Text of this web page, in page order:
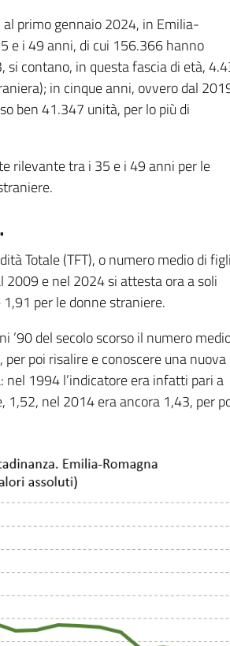
primo gennaio 2024, in Emilia-
e i 49 anni, di cui 156.366 hanno
contano, in questa fascia di età,
in cinque anni, ovvero dal
ben 41.347 unità, per lo più di
rilevante tra i 35 e i 49 anni per le
Totale (TFT), o numero medio di
e nel 2024 si attesta ora a soli
per le donne straniere.
’90 del secolo scorso il numero
poi risalire e conoscere una nuova
1994 l’indicatore era infatti pari a
nel 2014 era ancora 1,43, per